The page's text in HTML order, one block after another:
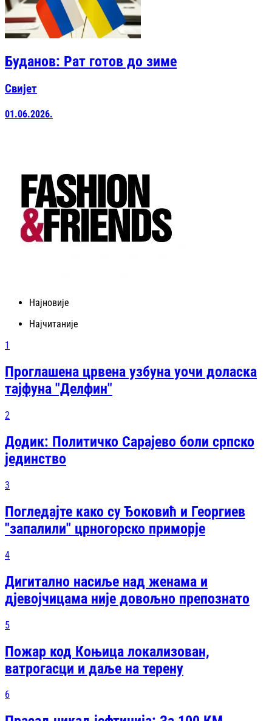
Буданов: Рат готов до зиме
Свијет
01.06.2026.
Најновије
Најчитаније
1
Проглашена црвена узбуна уочи доласка
тајфуна "Делфин"
2
Додик: Политичко Сарајево боли српско
јединство
3
Погледајте како су Ђоковић и Георгиев
"запалили" црногорско приморје
4
Дигитално насиље над женама и
дјевојчицама није довољно препознато
5
Пожар код Коњица локализован,
ватрогасци и даље на терену
6